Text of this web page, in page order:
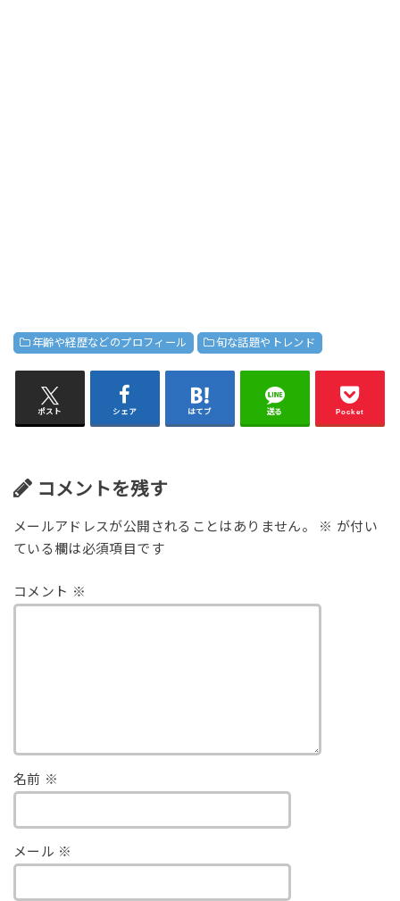
年齢や経歴などのプロフィール 旬な話題やトレンド
ポスト シェア はてブ 送る Pocket
コメントを残す
メールアドレスが公開されることはありません。 ※ が付い
ている欄は必須項目です
コメント ※
名前 ※
メール ※